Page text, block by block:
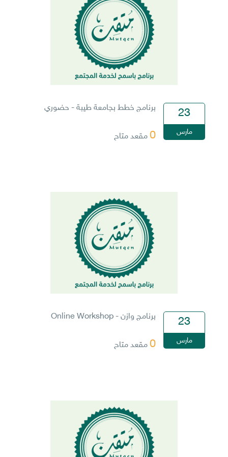
23
مارس
برنامج خطط بجامعة طيبة - حضوري
0 مقعد متاح
23
مارس
برنامج وازن - Online Workshop
0 مقعد متاح